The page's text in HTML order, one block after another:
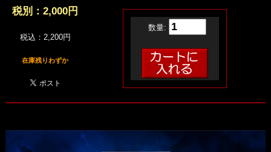
税別： 2,000円
税込：2,200円
在庫残りわずか
数量: